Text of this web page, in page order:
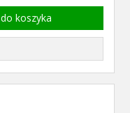
do koszyka